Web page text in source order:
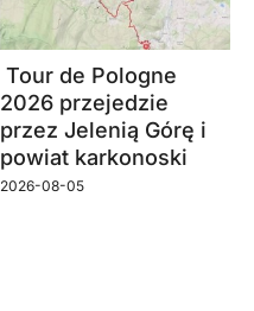
Tour de Pologne
2026 przejedzie
przez Jelenią Górę i
powiat karkonoski
2026-08-05